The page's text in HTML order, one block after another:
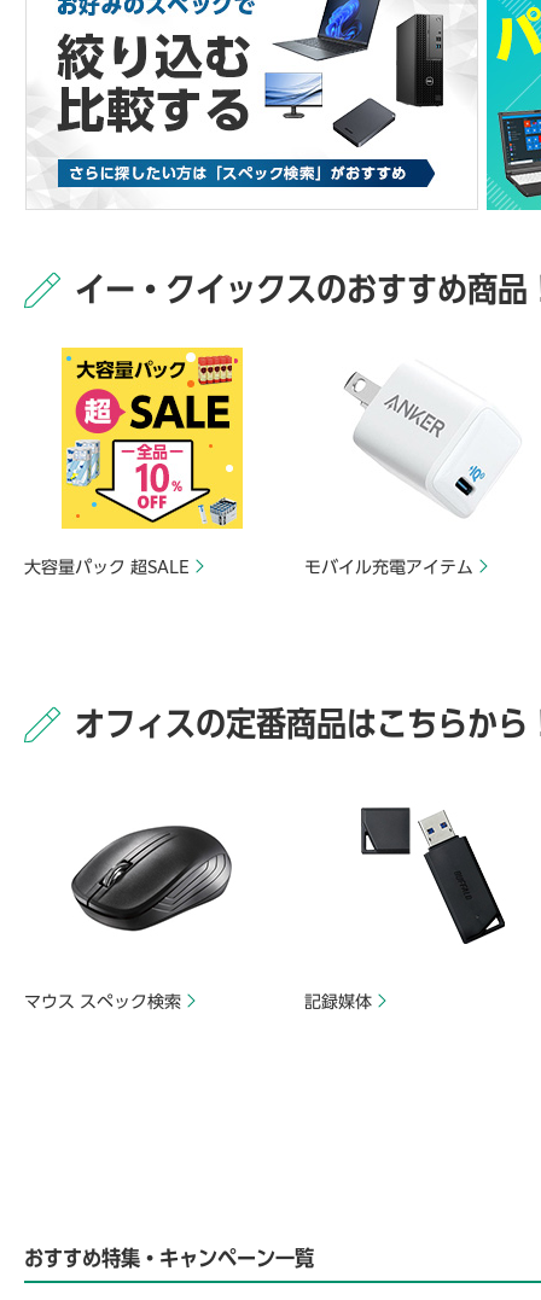
イー・クイックスのおすすめ商品
大容量パック 超SALE モバイル充電アイテム
オフィスの定番商品はこちらから
マウス スペック検索 記録媒体
おすすめ特集・キャンペーン一覧